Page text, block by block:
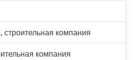
строительная компания
компания